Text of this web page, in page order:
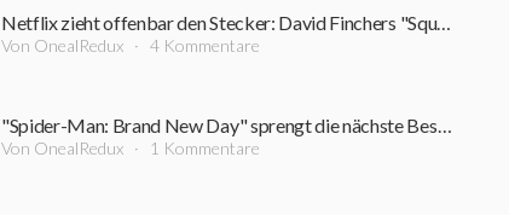
Netflix zieht offenbar den Stecker: David Finchers "Squid Game"-Projekt steht vor dem Aus
Von OnealRedux 4 Kommentare
"Spider-Man: Brand New Day" sprengt die nächste Bestmarke: Diesen Kino-Rekord schaffte zuvor kein Film
Von OnealRedux 1 Kommentare